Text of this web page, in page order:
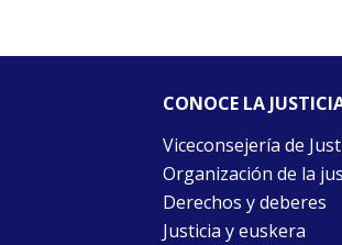
CONOCE LA
Viceconsejería de
Organización de la
Derechos y deberes
Justicia y euskera